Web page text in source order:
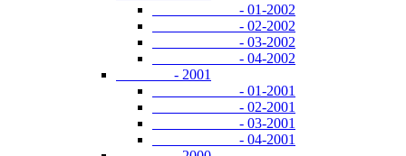
- 01-2002
- 02-2002
- 03-2002
- 04-2002
- 2001
- 01-2001
- 02-2001
- 03-2001
- 04-2001